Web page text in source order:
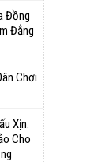
Đồng
Đẳng
Chơi
Xịn:
Cho